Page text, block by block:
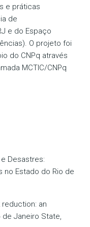
e práticas
de
e do Espaço
O projeto foi
do CNPq através
MCTIC/CNPq
Desastres:
no Estado do Rio de
an
Janeiro State,